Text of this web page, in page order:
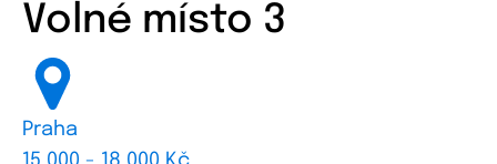
Volné místo 3
Praha